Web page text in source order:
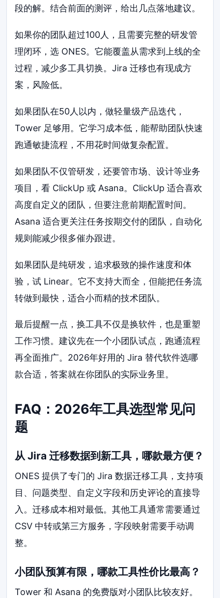
段的解。结合前面的测评，给出几点落地建议。
如果你的团队超过100人，且需要完整的研发管
理闭环，选 ONES。它能覆盖从需求到上线的全
过程，减少多工具切换。Jira 迁移也有现成方
案，风险低。
如果团队在50人以内，做轻量级产品迭代，
Tower 足够用。它学习成本低，能帮助团队快速
跑通敏捷流程，不用花时间做复杂配置。
如果团队不仅管研发，还要管市场、设计等业务
项目，看 ClickUp 或 Asana。ClickUp 适合喜欢
高度自定义的团队，但要注意前期配置时间。
Asana 适合更关注任务按期交付的团队，自动化
规则能减少很多催办跟进。
如果团队是纯研发，追求极致的操作速度和体
验，试 Linear。它不支持大而全，但能把任务流
转做到最快，适合小而精的技术团队。
最后提醒一点，换工具不仅是换软件，也是重塑
工作习惯。建议先在一个小团队试点，跑通流程
再全面推广。2026年好用的 Jira 替代软件选哪
款合适，答案就在你团队的实际业务里。
FAQ：2026年工具选型常见问
题
从 Jira 迁移数据到新工具，哪款最方便？
ONES 提供了专门的 Jira 数据迁移工具，支持项
目、问题类型、自定义字段和历史评论的直接导
入。迁移成本相对最低。其他工具通常需要通过
CSV 中转或第三方服务，字段映射需要手动调
整。
小团队预算有限，哪款工具性价比最高？
Tower 和 Asana 的免费版对小团队比较友好。